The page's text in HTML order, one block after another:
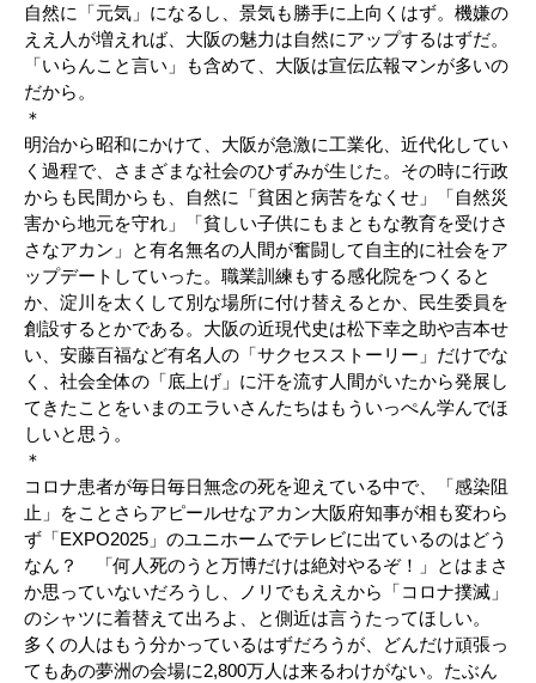
自然に「元気」になるし、景気も勝手に上向くはず。機嫌の
ええ人が増えれば、大阪の魅力は自然にアップするはずだ。
「いらんこと言い」も含めて、大阪は宣伝広報マンが多いの
だから。
＊
明治から昭和にかけて、大阪が急激に工業化、近代化してい
く過程で、さまざまな社会のひずみが生じた。その時に行政
からも民間からも、自然に「貧困と病苦をなくせ」「自然災
害から地元を守れ」「貧しい子供にもまともな教育を受けさ
さなアカン」と有名無名の人間が奮闘して自主的に社会をア
ップデートしていった。職業訓練もする感化院をつくると
か、淀川を太くして別な場所に付け替えるとか、民生委員を
創設するとかである。大阪の近現代史は松下幸之助や吉本せ
い、安藤百福など有名人の「サクセスストーリー」だけでな
く、社会全体の「底上げ」に汗を流す人間がいたから発展し
てきたことをいまのエラいさんたちはもういっぺん学んでほ
しいと思う。
＊
コロナ患者が毎日毎日無念の死を迎えている中で、「感染阻
止」をことさらアピールせなアカン大阪府知事が相も変わら
ず「EXPO2025」のユニホームでテレビに出ているのはどう
なん？ 「何人死のうと万博だけは絶対やるぞ！」とはまさ
か思っていないだろうし、ノリでもええから「コロナ撲滅」
のシャツに着替えて出ろよ、と側近は言うたってほしい。
多くの人はもう分かっているはずだろうが、どんだけ頑張っ
てもあの夢洲の会場に2,800万人は来るわけがない。たぶん